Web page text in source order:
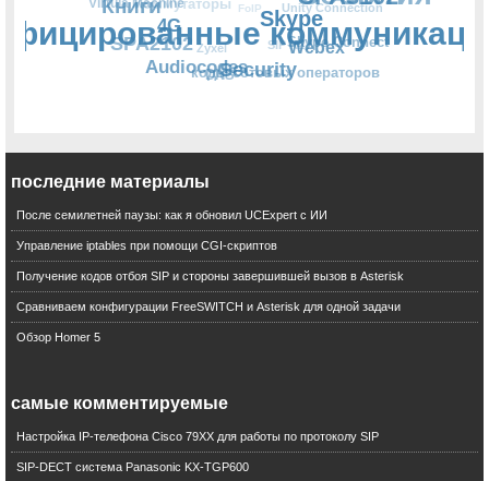
Hardware
IP-телефон
CiscoExpo
AMS. h.325
Skype
Yota
События
VoIP
Webex
IP TV
Унифицированные коммуникации
последние материалы
После семилетней паузы: как я обновил UCExpert с ИИ
Управление iptables при помощи CGI-скриптов
Получение кодов отбоя SIP и стороны завершившей вызов в Asterisk
Сравниваем конфигурации FreeSWITCH и Asterisk для одной задачи
Обзор Homer 5
самые комментируемые
Настройка IP-телефона Cisco 79XX для работы по протоколу SIP
SIP-DECT система Panasonic KX-TGP600